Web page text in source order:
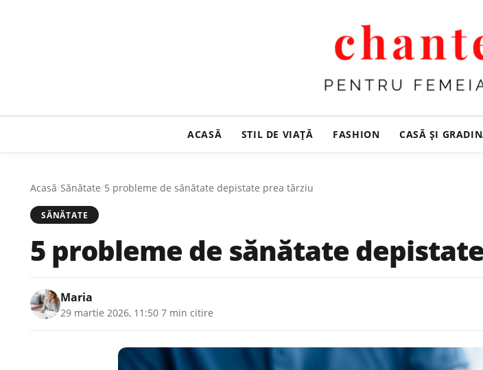
ACASĂ STIL DE VIAȚĂ FASHION CASĂ ŞI
Acasă/Sănătate/5 probleme de sănătate depistate prea târziu
SĂNĂTATE
5 probleme de sănătate
Maria
29 martie 2026, 11:50 7 min citire